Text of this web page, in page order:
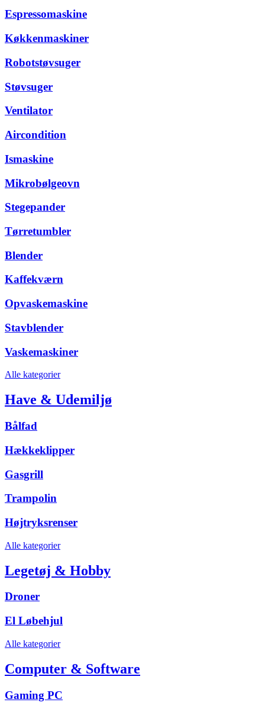
Espressomaskine
Køkkenmaskiner
Robotstøvsuger
Støvsuger
Ventilator
Aircondition
Ismaskine
Mikrobølgeovn
Stegepander
Tørretumbler
Blender
Kaffekværn
Opvaskemaskine
Stavblender
Vaskemaskiner
Alle kategorier
Have & Udemiljø
Bålfad
Hækkeklipper
Gasgrill
Trampolin
Højtryksrenser
Alle kategorier
Legetøj & Hobby
Droner
El Løbehjul
Alle kategorier
Computer & Software
Gaming PC